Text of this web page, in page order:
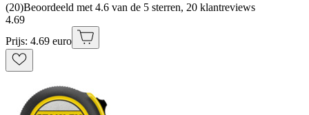
(20)Beoordeeld met 4.6 van de 5 sterren, 20 klantreviews
4.69
Prijs: 4.69 euro